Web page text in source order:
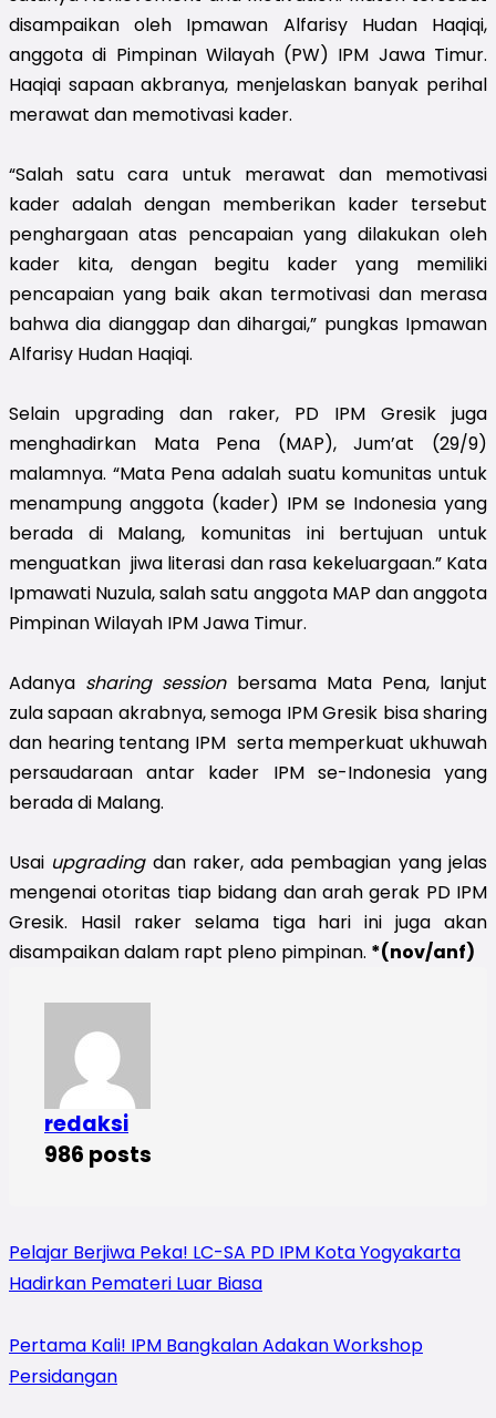
disampaikan oleh Ipmawan Alfarisy Hudan Haqiqi,
anggota di Pimpinan Wilayah (PW) IPM Jawa Timur.
Haqiqi sapaan akbranya, menjelaskan banyak perihal
merawat dan memotivasi kader.
“Salah satu cara untuk merawat dan memotivasi
kader adalah dengan memberikan kader tersebut
penghargaan atas pencapaian yang dilakukan oleh
kader kita, dengan begitu kader yang memiliki
pencapaian yang baik akan termotivasi dan merasa
bahwa dia dianggap dan dihargai,” pungkas Ipmawan
Alfarisy Hudan Haqiqi.
Selain upgrading dan raker, PD IPM Gresik juga
menghadirkan Mata Pena (MAP), Jum’at (29/9)
malamnya. “Mata Pena adalah suatu komunitas untuk
menampung anggota (kader) IPM se Indonesia yang
berada di Malang, komunitas ini bertujuan untuk
menguatkan jiwa literasi dan rasa kekeluargaan.” Kata
Ipmawati Nuzula, salah satu anggota MAP dan anggota
Pimpinan Wilayah IPM Jawa Timur.
Adanya sharing sessionbersama Mata Pena, lanjut
zula sapaan akrabnya, semoga IPM Gresik bisa sharing
dan hearing tentang IPM serta memperkuat ukhuwah
persaudaraan antar kader IPM se-Indonesia yang
berada di Malang.
Usai upgradingdan raker, ada pembagian yang jelas
mengenai otoritas tiap bidang dan arah gerak PD IPM
Gresik. Hasil raker selama tiga hari ini juga akan
disampaikan dalam rapt pleno pimpinan. *(nov/anf)
redaksi
986 posts
Pelajar Berjiwa Peka! LC-SA PD IPM Kota Yogyakarta
Hadirkan Pemateri Luar Biasa
Pertama Kali! IPM Bangkalan Adakan Workshop
Persidangan